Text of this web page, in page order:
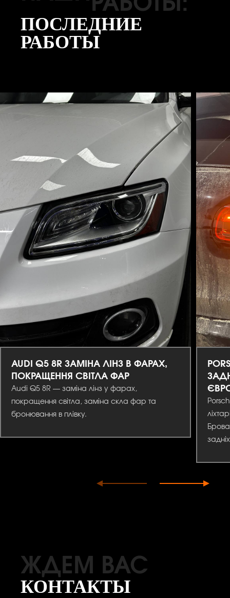
ПОСЛЕДНИЕ
РАБОТЫ
AUDI Q5 8R ЗАМІНА ЛІНЗ В ФАРАХ,
ПОКРАЩЕННЯ СВІТЛА ФАР
Audi Q5 8R — заміна лінз у фарах,
покращення світла, заміна скла фар та
бронювання в плівку.
ЖДЕМ ВАС
КОНТАКТЫ